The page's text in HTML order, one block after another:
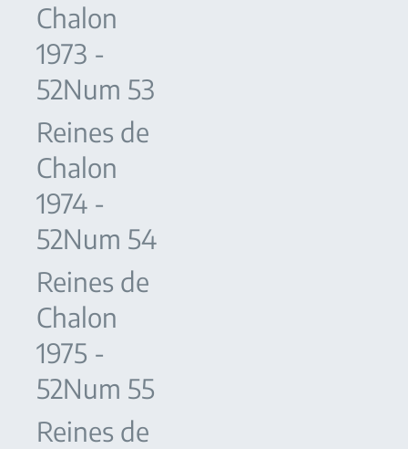
Chalon
1973 -
52Num 53
Reines de
Chalon
1974 -
52Num 54
Reines de
Chalon
1975 -
52Num 55
Reines de